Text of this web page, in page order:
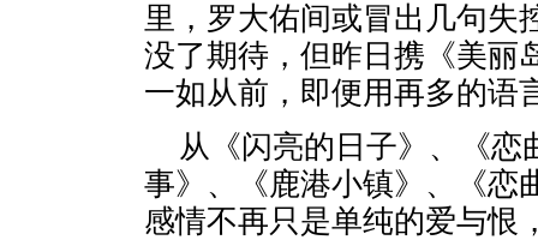
里，罗大佑间或冒出几句失
没了期待，但昨日携《美丽
一如从前，即便用再多的语
从《闪亮的日子》、《恋
事》、《鹿港小镇》、《恋
感情不再只是单纯的爱与恨